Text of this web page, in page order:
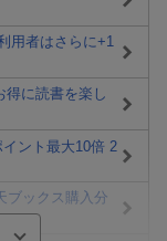
用者はさらに+1
得に読書を楽し
ント最大10倍 2
ブックス購入分